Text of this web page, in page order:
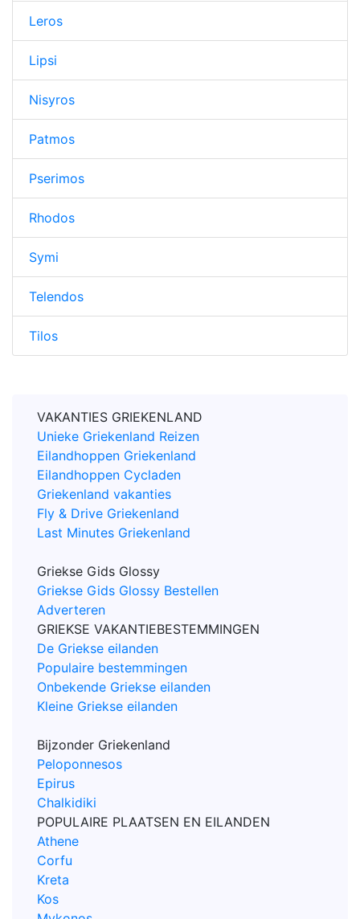
Leros
Lipsi
Nisyros
Patmos
Pserimos
Rhodos
Symi
Telendos
Tilos
VAKANTIES GRIEKENLAND
Unieke Griekenland Reizen
Eilandhoppen Griekenland
Eilandhoppen Cycladen
Griekenland vakanties
Fly & Drive Griekenland
Last Minutes Griekenland
Griekse Gids Glossy
Griekse Gids Glossy Bestellen
Adverteren
GRIEKSE VAKANTIEBESTEMMINGEN
De Griekse eilanden
Populaire bestemmingen
Onbekende Griekse eilanden
Kleine Griekse eilanden
Bijzonder Griekenland
Peloponnesos
Epirus
Chalkidiki
POPULAIRE PLAATSEN EN EILANDEN
Athene
Corfu
Kreta
Kos